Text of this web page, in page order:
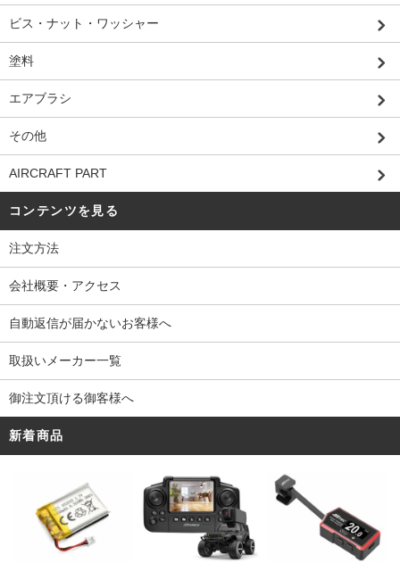
ビス・ナット・ワッシャー
塗料
エアブラシ
その他
AIRCRAFT PART
コンテンツを見る
注文方法
会社概要・アクセス
自動返信が届かないお客様へ
取扱いメーカー一覧
御注文頂ける御客様へ
新着商品